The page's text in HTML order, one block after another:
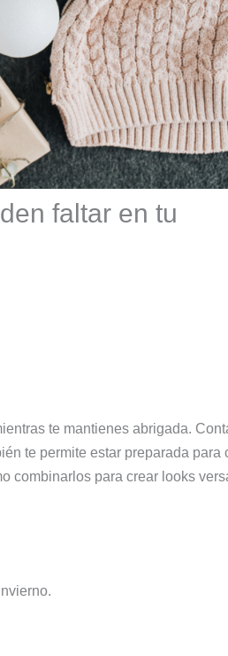
faltar en tu
te mantienes abrigada.
te permite estar preparada para
combinarlos para crear looks